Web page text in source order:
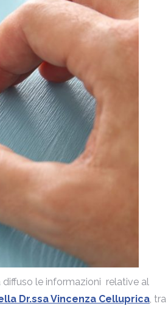
diffuso le informazioni relative al
Dr.ssa Vincenza Celluprica, tra